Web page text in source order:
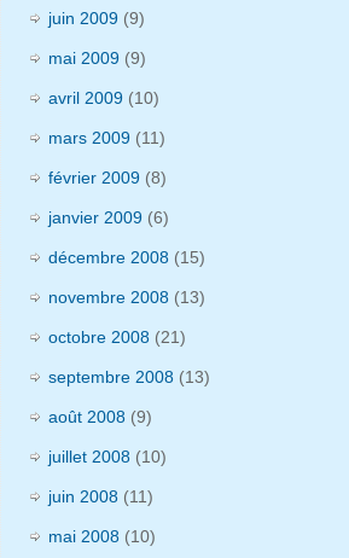
juin 2009 (9)
mai 2009 (9)
avril 2009 (10)
mars 2009 (11)
février 2009 (8)
janvier 2009 (6)
décembre 2008 (15)
novembre 2008 (13)
octobre 2008 (21)
septembre 2008 (13)
août 2008 (9)
juillet 2008 (10)
juin 2008 (11)
mai 2008 (10)